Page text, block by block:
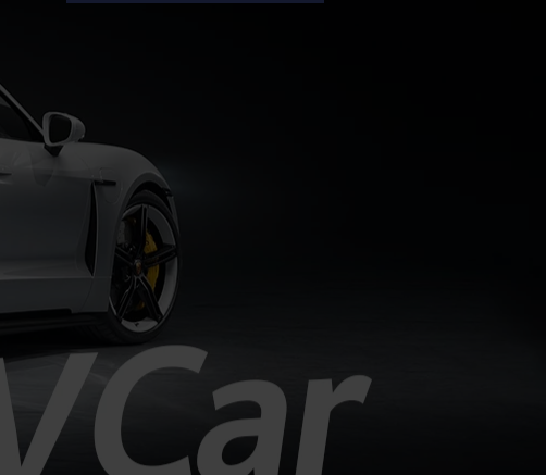
กำไรสุทธิแตะ 1.4 พันล้านเยน (ราว
การฟื้นตัวในตลาดอเมริกาเหนือ และการ
ควบคุมต้นทุนที่มีประสิทธิภาพ กำไรพุ่ง
สวนทางยอดขาย: แม้ยอดขายทั่วโลกจะ
ลดลงจาก 195,000 คัน เหลือ
179,000 คัน (ผลกระทบจาก
ตะวันออกกลางและตลาดอาเซียนชะลอ
ตัว)...